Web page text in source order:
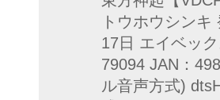
トウホウシン
17日 エイベッ
79094 JAN：
ル音声方式)